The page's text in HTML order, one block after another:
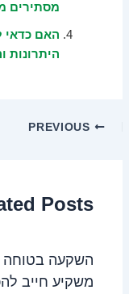
מסתירים
האם כדאי
היתרונות
Posts
השקעה בטוחה
משקיע חייב